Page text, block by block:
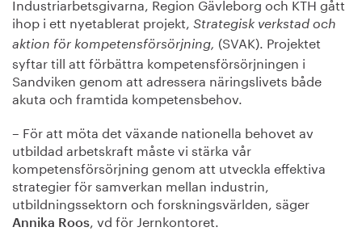
ihop i ett nyetablerat projekt, Strategisk verkstad och
aktion för kompetensförsörjning, (SVAK). Projektet
syftar till att förbättra kompetensförsörjningen i
Sandviken genom att adressera näringslivets både
akuta och framtida kompetensbehov.
– För att möta det växande nationella behovet av
utbildad arbetskraft måste vi stärka vår
kompetensförsörjning genom att utveckla effektiva
strategier för samverkan mellan industrin,
utbildningssektorn och forskningsvärlden, säger
Annika Roos, vd för Jernkontoret.